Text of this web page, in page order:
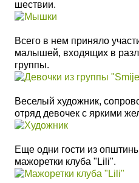
шествии.
Всего в нем приняло
малышей, входящих в
группы.
Веселый художник,
отряд девочек с яркими
Еще одни гости из
мажоретки клуба "Lili".